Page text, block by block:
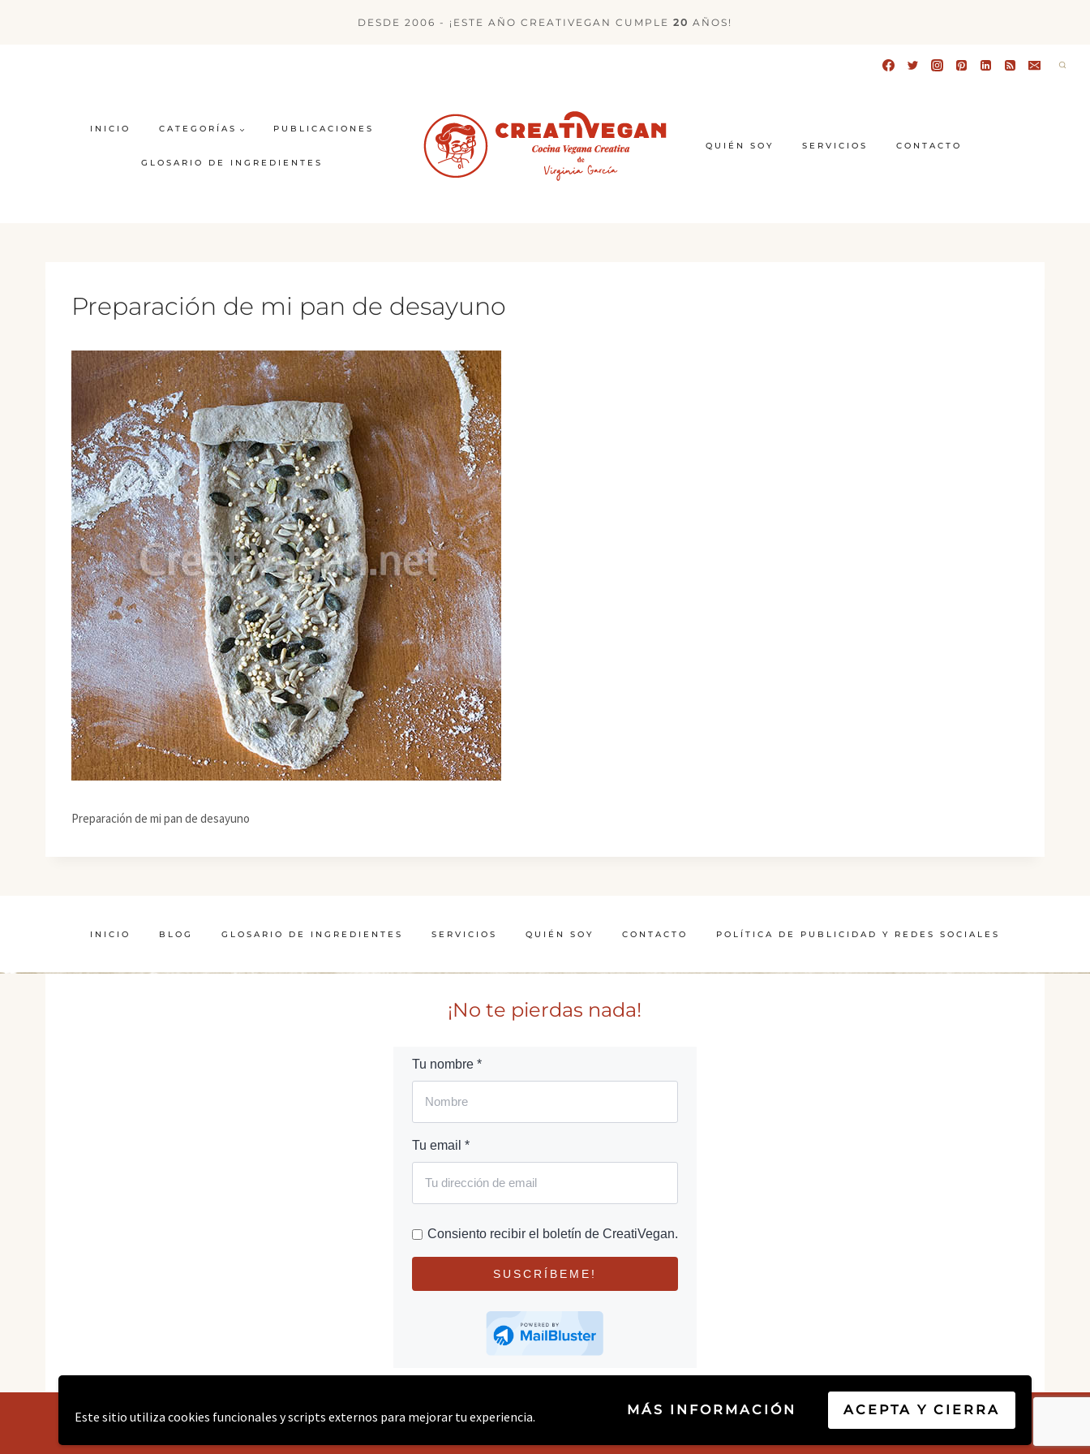
Este sitio utiliza cookies funcionales y scripts externos para mejorar tu experiencia. MÁS INFORMACIÓN ACEPTA Y CIERRA
DESDE 2006 - ¡ESTE AÑO CREATIVEGAN CUMPLE 20 AÑOS!
INICIO CATEGORÍAS PUBLICACIONES
GLOSARIO DE INGREDIENTES
QUIÉN SOY SERVICIOS CONTACTO
Preparación de mi pan de desayuno
Preparación de mi pan de desayuno
INICIO BLOG GLOSARIO DE INGREDIENTES SERVICIOS QUIÉN SOY CONTACTO POLÍTICA DE PUBLICIDAD Y REDES SOCIALES
¡No te pierdas nada!
Tu nombre *
Tu email *
Consiento recibir el boletín de CreatiVegan.
SUSCRÍBEME!
© 2026 CREATIVEGAN.NET